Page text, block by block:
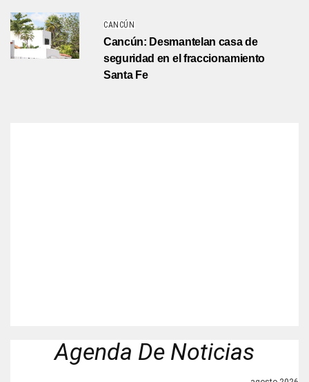
CANCÚN
Cancún: Desmantelan casa de
seguridad en el fraccionamiento
Santa Fe
Agenda De Noticias